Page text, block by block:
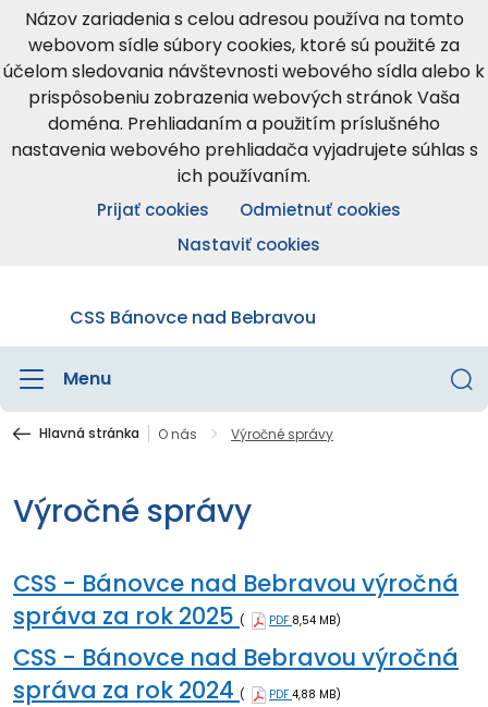
Názov zariadenia s celou adresou používa na tomto
webovom sídle súbory cookies, ktoré sú použité za
účelom sledovania návštevnosti webového sídla alebo k
prispôsobeniu zobrazenia webových stránok Vaša
doména. Prehliadaním a použitím príslušného
nastavenia webového prehliadača vyjadrujete súhlas s
ich používaním.
Prijať cookies
Odmietnuť cookies
Nastaviť cookies
CSS Bánovce nad Bebravou
Menu
Hlavná stránka O nás Výročné správy
Výročné správy
CSS - Bánovce nad Bebravou výročná
správa za rok 2025 ( PDF 8,54 MB)
CSS - Bánovce nad Bebravou výročná
správa za rok 2024 ( PDF 4,88 MB)